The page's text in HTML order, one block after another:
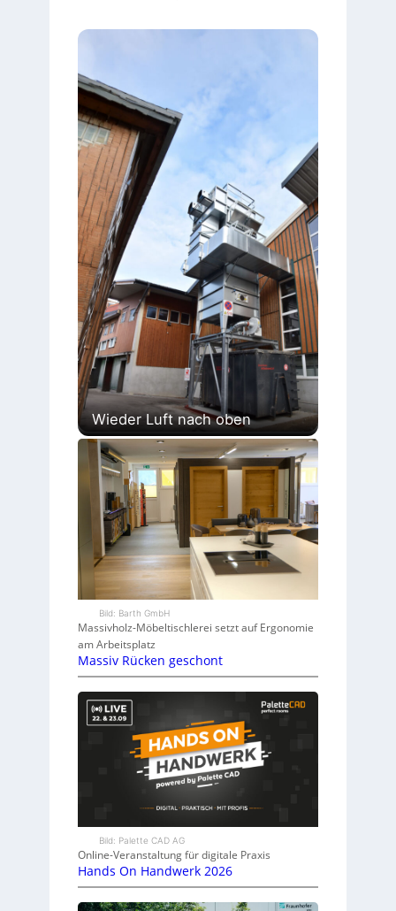
Wieder Luft nach oben
Bild: Barth GmbH
Massivholz-Möbeltischlerei setzt auf Ergonomie
am Arbeitsplatz
Massiv Rücken geschont
Bild: Palette CAD AG
Online-Veranstaltung für digitale Praxis
Hands On Handwerk 2026